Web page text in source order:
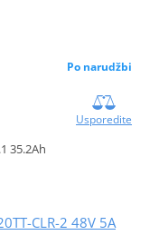
Po narudžbi
Usporedite
35.2Ah
CLR-2 48V 5A